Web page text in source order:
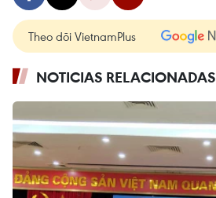
Theo dõi VietnamPlus
NOTICIAS RELACIONADAS